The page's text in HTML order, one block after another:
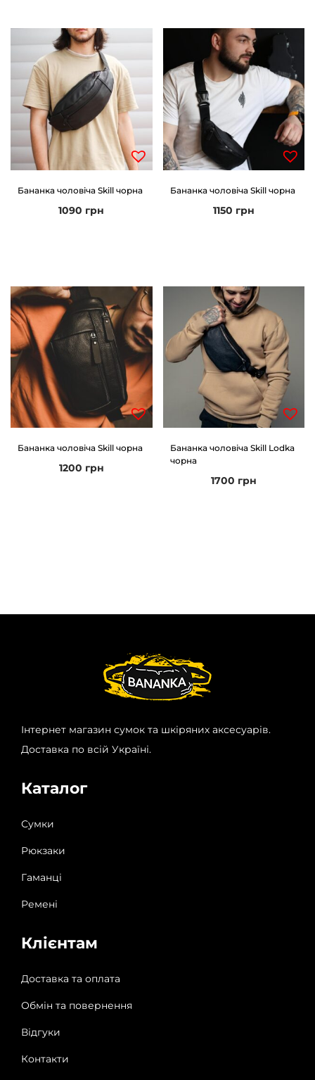
Бананка чоловіча Skill чорна
1090 грн
Бананка чоловіча Skill чорна
1150 грн
Бананка чоловіча Skill чорна
1200 грн
Бананка чоловіча Skill Lodka
чорна
1700 грн
Інтернет магазин сумок та шкіряних аксесуарів.
Доставка по всій Україні.
Каталог
Сумки
Рюкзаки
Гаманці
Ремені
Клієнтам
Доставка та оплата
Обмін та повернення
Відгуки
Контакти